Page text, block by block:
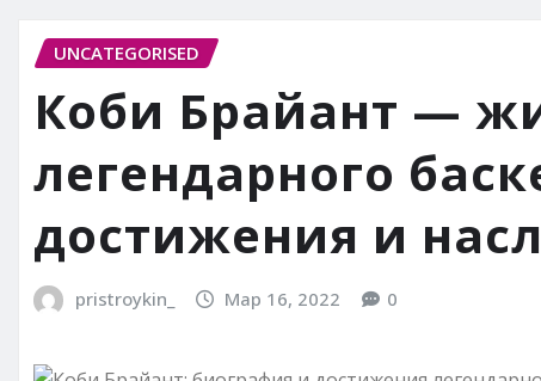
UNCATEGORISED
Коби Брайант —
легендарного
достижения и
pristroykin_ Мар 16, 2022 0